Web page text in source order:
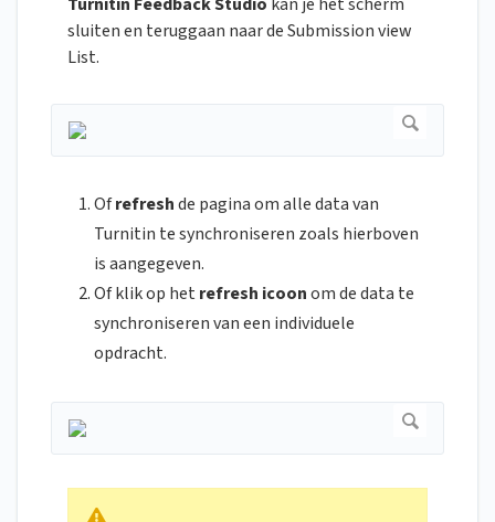
sluiten en teruggaan naar de Submission view
List.
Ofrefreshde pagina om alle data van
Turnitin te synchroniseren zoals hierboven
is aangegeven.
Of klik op het refresh icoonom de data te
synchroniseren van een individuele
opdracht.